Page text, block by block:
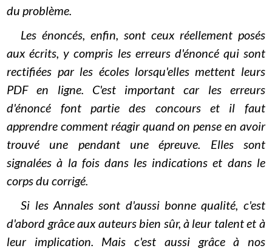
du problème.
Les énoncés, enfin, sont ceux réellement posés
aux écrits, y compris les erreurs d'énoncé qui sont
rectifiées par les écoles lorsqu'elles mettent leurs
PDF en ligne. C'est important car les erreurs
d'énoncé font partie des concours et il faut
apprendre comment réagir quand on pense en avoir
trouvé une pendant une épreuve. Elles sont
signalées à la fois dans les indications et dans le
corps du corrigé.
Si les Annales sont d'aussi bonne qualité, c'est
d'abord grâce aux auteurs bien sûr, à leur talent et à
leur implication. Mais c'est aussi grâce à nos